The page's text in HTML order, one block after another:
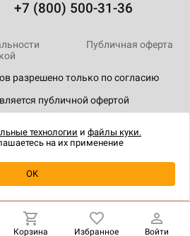
о наличии
+7 (800) 500-31-36
разрешено только по согласию
публичной офертой
Публичная оферта
Корзина Избранное Войти
технологии и файлы куки.
на их применение
OK